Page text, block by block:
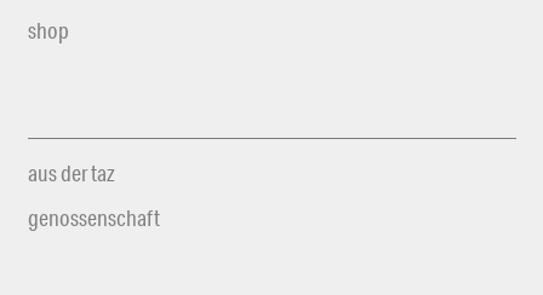
shop
aus der taz
genossenschaft